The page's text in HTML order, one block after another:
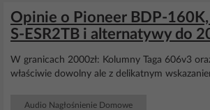
Opinie o Pioneer BDP-
S-ESR2TB i alternatywy do
W granicach 2000zł: Kolumny Taga 606v3
właściwie dowolny ale z delikatnym
Audio Nagłośnienie Domowe